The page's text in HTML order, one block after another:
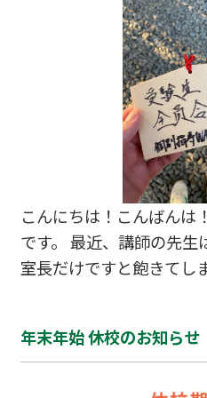
「何個もらえるか勝負し
いました笑 結果ですが・・・ ※この画
だけです！笑 次の日、
からね！？ どうやら、
勝ったようです👏 「教室
こんにちは！こんばんは
です。 最近、講師の先
室長だけですと飽きてし
のでもう1月が終わろう
で年末年始だと騒いでい
です 😯 年末年始にした
年末年始 休校のお知らせ